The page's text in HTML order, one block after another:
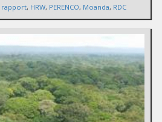
rapport, HRW, PERENCO, Moanda, RDC